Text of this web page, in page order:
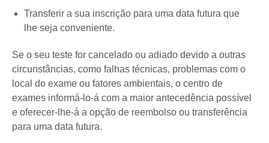
Transferir a sua inscrição para uma data futura que
lhe seja conveniente.
Se o seu teste for cancelado ou adiado devido a outras
circunstâncias, como falhas técnicas, problemas com o
local do exame ou fatores ambientais, o centro de
exames informá-lo-á com a maior antecedência possível
e oferecer-lhe-á a opção de reembolso ou transferência
para uma data futura.